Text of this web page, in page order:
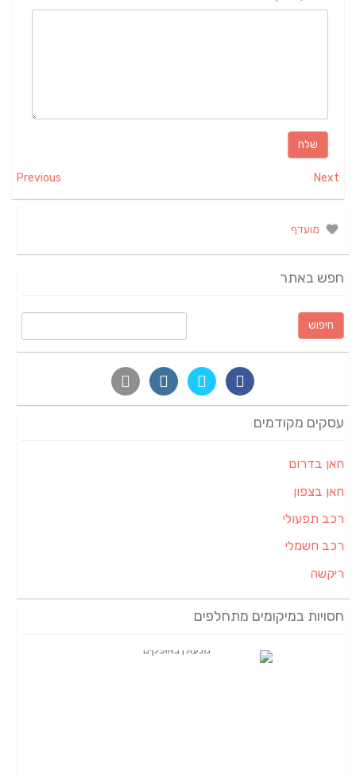
Previous Next
מועדף
חפש באתר
חיפוש:
עסקים מקודמים
חאן בדרום
חאן בצפון
רכב תפעולי
רכב חשמלי
ריקשה
חסויות במיקומים מתחלפים